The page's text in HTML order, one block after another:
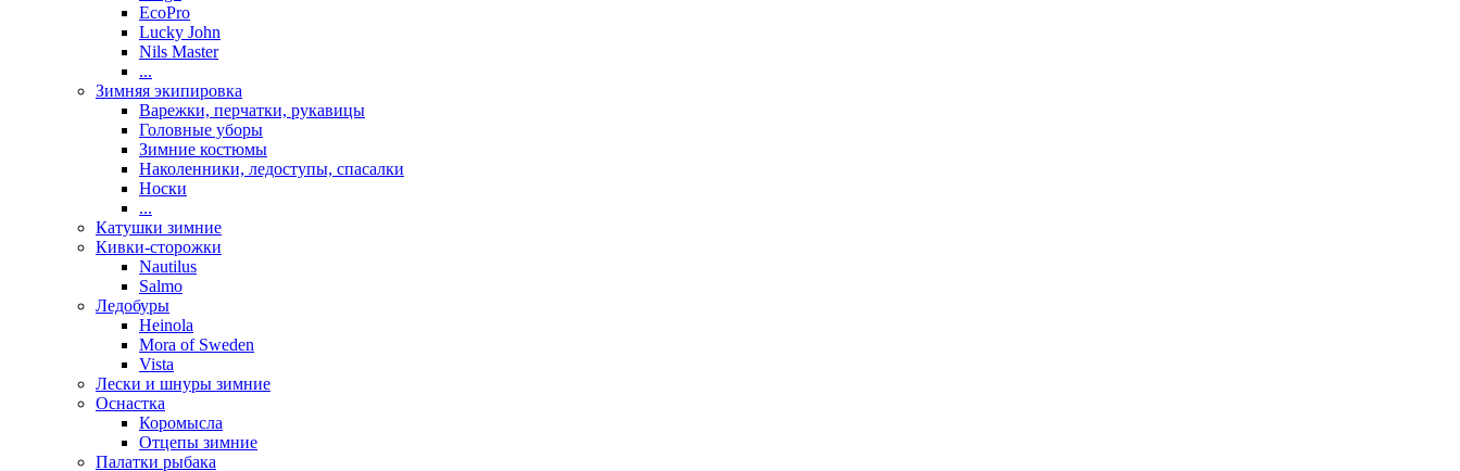
EcoPro
Lucky John
Nils Master
...
Зимняя экипировка
Варежки, перчатки, рукавицы
Головные уборы
Зимние костюмы
Наколенники, ледоступы, спасалки
Носки
...
Катушки зимние
Кивки-сторожки
Nautilus
Salmo
Ледобуры
Heinola
Mora of Sweden
Vista
Лески и шнуры зимние
Оснастка
Коромысла
Отцепы зимние
Палатки рыбака